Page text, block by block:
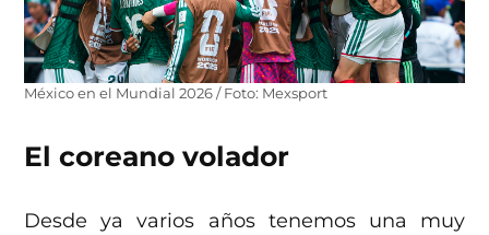
México en el Mundial 2026 / Foto: Mexsport
El coreano volador
Desde ya varios años tenemos una muy